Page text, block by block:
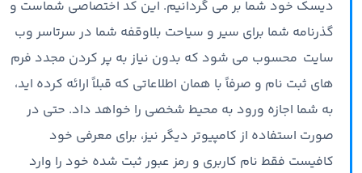
دیسک خود شما بر می گردانیم. این کد اختصاصی شماست و
گذرنامه شما برای سیر و سیاحت بلاوقفه شما در سرتاسر وب
سایت محسوب می شود که بدون نیاز به پر کردن مجدد فرم
های ثبت نام و صرفاً با همان اطلاعاتی که قبلاً ارائه کرده اید،
به شما اجازه ورود به محیط شخصی را خواهد داد. حتی در
صورت استفاده از کامپیوتر دیگر نیز، برای معرفی خود
کافیست فقط نام کاربری و رمز عبور ثبت شده‌ خود را وارد